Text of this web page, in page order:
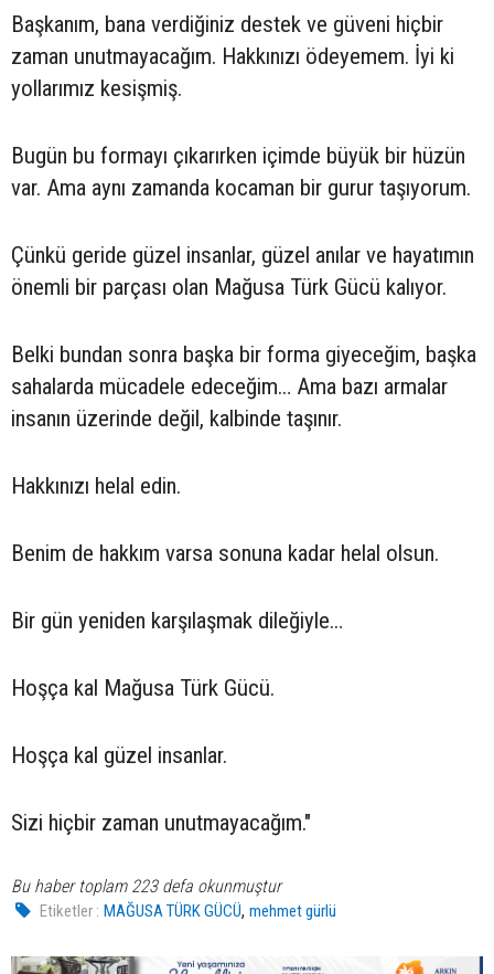
Başkanım, bana verdiğiniz destek ve güveni hiçbir
zaman unutmayacağım. Hakkınızı ödeyemem. İyi ki
yollarımız kesişmiş.
Bugün bu formayı çıkarırken içimde büyük bir hüzün
var. Ama aynı zamanda kocaman bir gurur taşıyorum.
Çünkü geride güzel insanlar, güzel anılar ve hayatımın
önemli bir parçası olan Mağusa Türk Gücü kalıyor.
Belki bundan sonra başka bir forma giyeceğim, başka
sahalarda mücadele edeceğim… Ama bazı armalar
insanın üzerinde değil, kalbinde taşınır.
Hakkınızı helal edin.
Benim de hakkım varsa sonuna kadar helal olsun.
Bir gün yeniden karşılaşmak dileğiyle…
Hoşça kal Mağusa Türk Gücü.
Hoşça kal güzel insanlar.
Sizi hiçbir zaman unutmayacağım."
Bu haber toplam 223 defa okunmuştur
Etiketler : MAĞUSA TÜRK GÜCÜ,mehmet gürlü